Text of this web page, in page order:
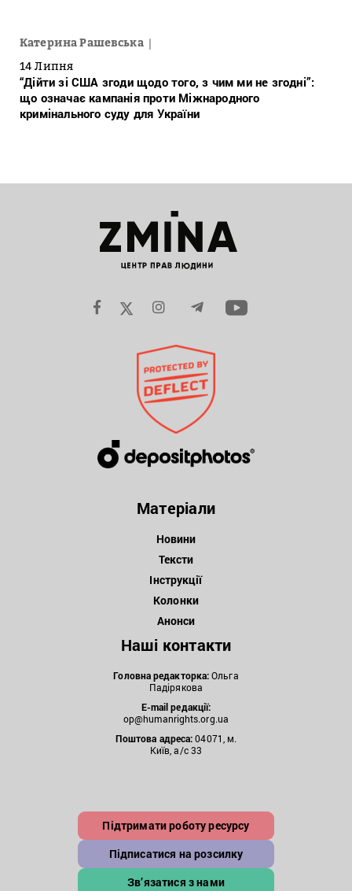
Катерина Рашевська
14 Липня
“Дійти зі США згоди щодо того, з чим ми не згодні”:
що означає кампанія проти Міжнародного
кримінального суду для України
Матеріали
Новини
Тексти
Інструкції
Колонки
Анонси
Наші контакти
Головна редакторка:Ольга
Падірякова
E-mail редакції:
op@humanrights.org.ua
Поштова адреса:04071, м.
Київ, а/с 33
Підтримати роботу ресурсу
Підписатися на розсилку
Зв’язатися з нами